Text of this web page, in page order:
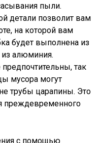
пыли.
детали позволит вам
на которой вам
будет выполнена из
из алюминия.
так
мусора могут
трубы царапины. Это
преждевременного
с помощью